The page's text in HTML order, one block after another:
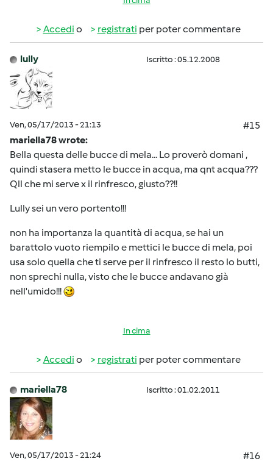
Accedi o registrati per poter commentare
lully Iscritto : 05.12.2008
Ven, 05/17/2013 - 21:13
#15
mariella78 wrote:
Bella questa delle bucce di mela... Lo proverò domani ,
quindi stasera metto le bucce in acqua, ma qnt acqua???
Qll che mi serve x il rinfresco, giusto??!!
Lully sei un vero portento!!!
non ha importanza la quantità di acqua, se hai un
barattolo vuoto riempilo e mettici le bucce di mela, poi
usa solo quella che ti serve per il rinfresco il resto lo butti,
non sprechi nulla, visto che le bucce andavano già
nell'umido!!!
In cima
Accedi o registrati per poter commentare
mariella78 Iscritto : 01.02.2011
Ven, 05/17/2013 - 21:24
#16